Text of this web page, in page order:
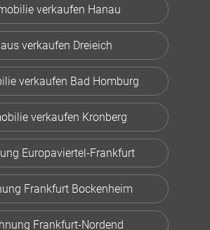
verkaufen Hanau
verkaufen Dreieich
verkaufen Bad Homburg
verkaufen Kronberg
Europaviertel-Frankfurt
Frankfurt Bockenheim
Frankfurt-Nordend